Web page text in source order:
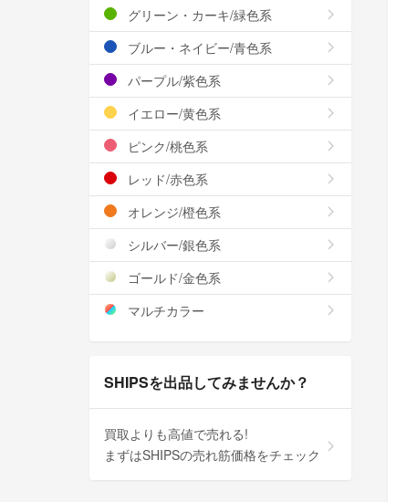
グリーン・カーキ/緑色系
ブルー・ネイビー/青色系
パープル/紫色系
イエロー/黄色系
ピンク/桃色系
レッド/赤色系
オレンジ/橙色系
シルバー/銀色系
ゴールド/金色系
マルチカラー
SHIPSを出品してみませんか？
買取よりも高値で売れる!
まずはSHIPSの売れ筋価格をチェック